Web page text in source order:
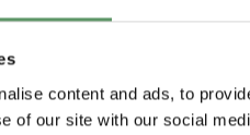
content and ads, to
of our site with our social
kulstoffer, kvælstoffer og
græs vil indgå i
stoffer.
hjælp af en ny